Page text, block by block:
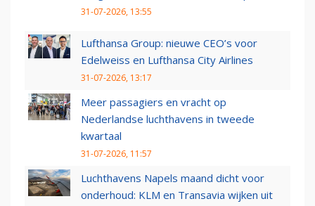
31-07-2026, 13:55
Lufthansa Group: nieuwe CEO’s voor
Edelweiss en Lufthansa City Airlines
31-07-2026, 13:17
Meer passagiers en vracht op
Nederlandse luchthavens in tweede
kwartaal
31-07-2026, 11:57
Luchthavens Napels maand dicht voor
onderhoud: KLM en Transavia wijken uit